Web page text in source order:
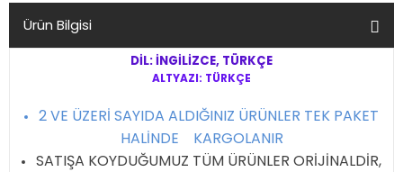
Ürün Bilgisi
DİL: İNGİLİZCE, TÜRKÇE
ALTYAZI: TÜRKÇE
2 VE ÜZERİ SAYIDA ALDIĞINIZ ÜRÜNLER TEK PAKET
HALİNDE KARGOLANIR
SATIŞA KOYDUĞUMUZ TÜM ÜRÜNLER ORİJİNALDİR,